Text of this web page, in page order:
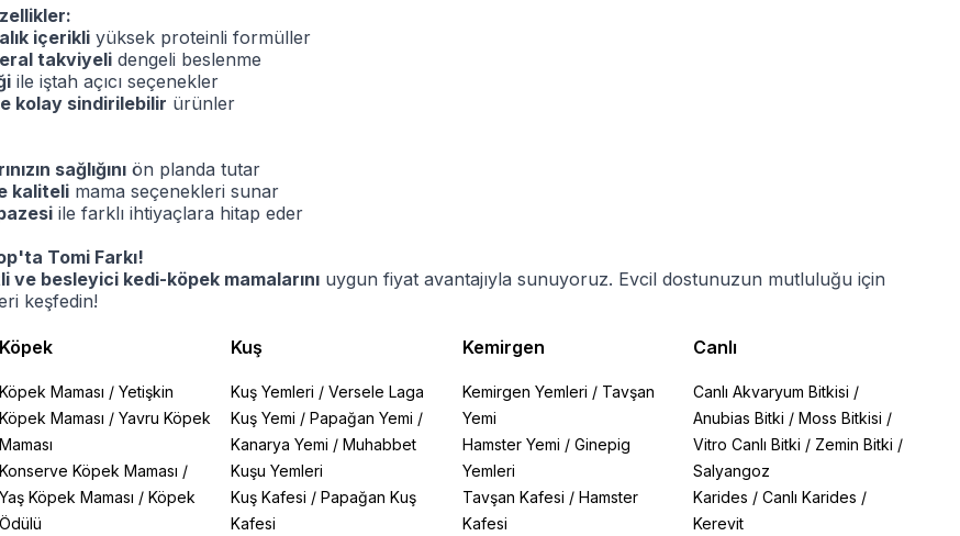
içerikli yüksek proteinli formüller
takviyeli dengeli beslenme
ile iştah açıcı seçenekler
kolay sindirilebilir ürünler
sağlığını ön planda tutar
kaliteli mama seçenekleri sunar
ile farklı ihtiyaçlara hitap eder
Tomi Farkı!
ve besleyici kedi-köpek mamalarını uygun fiyat avantajıyla sunuyoruz. Evcil dostunuzun mutluluğu için
keşfedin!
Köpek
Köpek Maması /Yetişkin
Köpek Maması /Yavru Köpek
Maması
Konserve Köpek Maması /
Yaş Köpek Maması /Köpek
Ödülü
Kuş
Kuş Yemleri / Versele Laga
Kuş Yemi / Papağan Yemi /
Kanarya Yemi / Muhabbet
Kuşu Yemleri
Kuş Kafesi / Papağan Kuş
Kafesi
Kemirgen
Kemirgen Yemleri / Tavşan
Yemi
Hamster Yemi / Ginepig
Yemleri
Tavşan Kafesi / Hamster
Kafesi
Canlı
Canlı Akvaryum Bitkisi /
Anubias Bitki /Moss Bitkisi /
Vitro Canlı Bitki / Zemin Bitki /
Salyangoz
Karides /Canlı Karides /
Kerevit